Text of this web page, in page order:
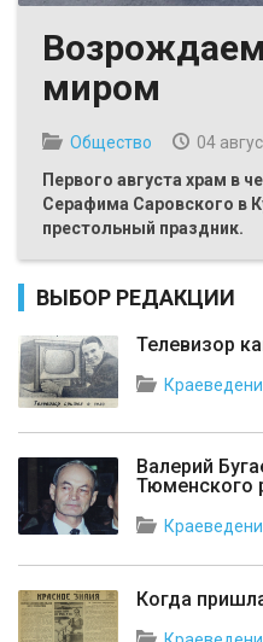
миром
Общество
04
Первого августа храм в
Серафима Саровского в
престольный праздник.
ВЫБОР РЕДАКЦИИ
Телевизор
Валерий
Тюменского
Когда